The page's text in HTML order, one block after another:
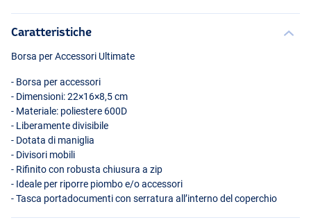
Caratteristiche
Borsa per Accessori Ultimate
- Borsa per accessori
- Dimensioni: 22×16×8,5 cm
- Materiale: poliestere 600D
- Liberamente divisibile
- Dotata di maniglia
- Divisori mobili
- Rifinito con robusta chiusura a zip
- Ideale per riporre piombo e/o accessori
- Tasca portadocumenti con serratura all’interno del coperchio